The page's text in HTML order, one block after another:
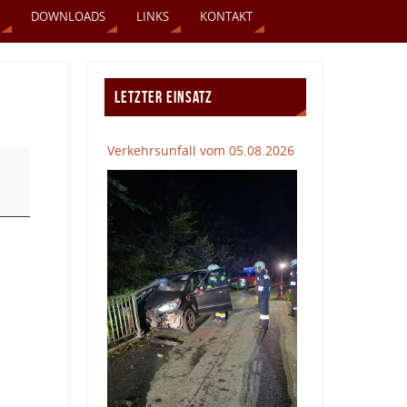
DOWNLOADS LINKS KONTAKT
LETZTER EINSATZ
Verkehrsunfall vom 05.08.2026